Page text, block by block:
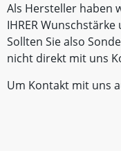
Als Hersteller haben
IHRER
Sollten Sie also
nicht direkt mit uns
Um Kontakt mit uns